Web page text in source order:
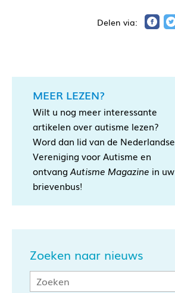
MEER LEZEN?
Wilt u nog meer interessante
artikelen over autisme lezen?
Word dan lid van de Nederlandse
Vereniging voor Autisme en
ontvang Autisme Magazine in uw
brievenbus!
Zoeken naar nieuws